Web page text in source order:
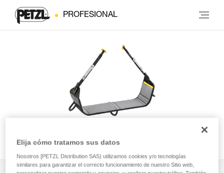
PROFESIONAL
PODIUM
Elija cómo tratamos sus datos
Nosotros [PETZL Distribution SAS) utilizamos cookies y/o tecnologías
similares para garantizar el correcto funcionamiento de nuestro Sitio web,